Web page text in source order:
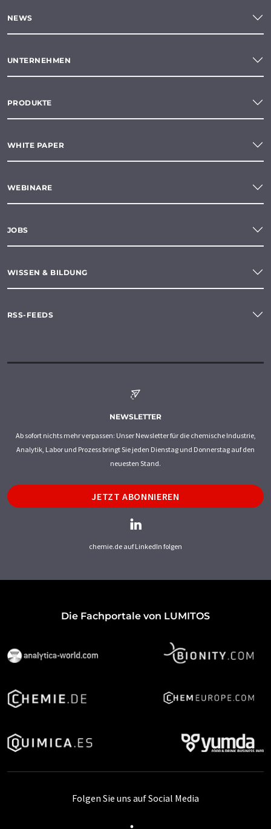
NEWS
UNTERNEHMEN
PRODUKTE
WHITE PAPER
WEBINARE
JOBS
WISSEN & BILDUNG
RSS-FEEDS
NEWSLETTER
Ab sofort nichts mehr verpassen: Unser Newsletter für die chemische Industrie,
Analytik, Labor und Prozess bringt Sie jeden Dienstag und Donnerstag auf den
neuesten Stand.
JETZT ABONNIEREN
chemie.de auf LinkedIn folgen
Die Fachportale von LUMITOS
Folgen Sie uns auf Social Media